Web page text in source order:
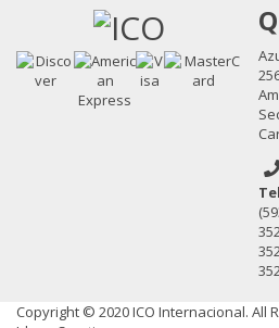
Copyright © 2020 ICO Internacional. All